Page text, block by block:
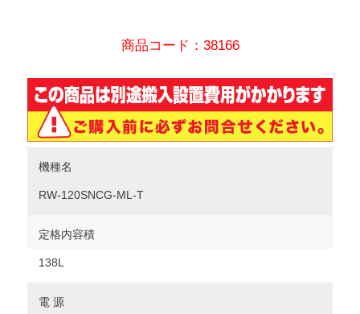
商品コード：38166
機種名
RW-120SNCG-ML-T
定格内容積
138L
電 源